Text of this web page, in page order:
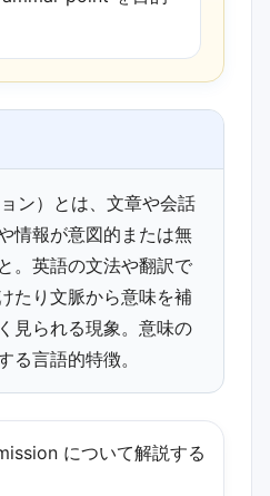
ン）とは、文章や会話
情報が意図的または無
。英語の文法や翻訳で
たり文脈から意味を補
見られる現象。意味の
る言語的特徴。
について解説する